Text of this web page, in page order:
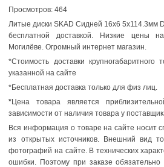
Просмотров: 464
Литые диски SKAD Сидней 16x6 5x114.3мм
бесплатной доставкой. Низкие цены на
Могилёве. Огромный интернет магазин.
*Стоимость доставки крупногабаритного
указанной на сайте
*Бесплатная доставка только для физ лиц.
*Цена товара является
зависимости от наличия товара у
Вся информация о товаре на сайте носит
из открытых источников. Внешний вид
фотографий на сайте. В технических
ошибки. Поэтому при заказе